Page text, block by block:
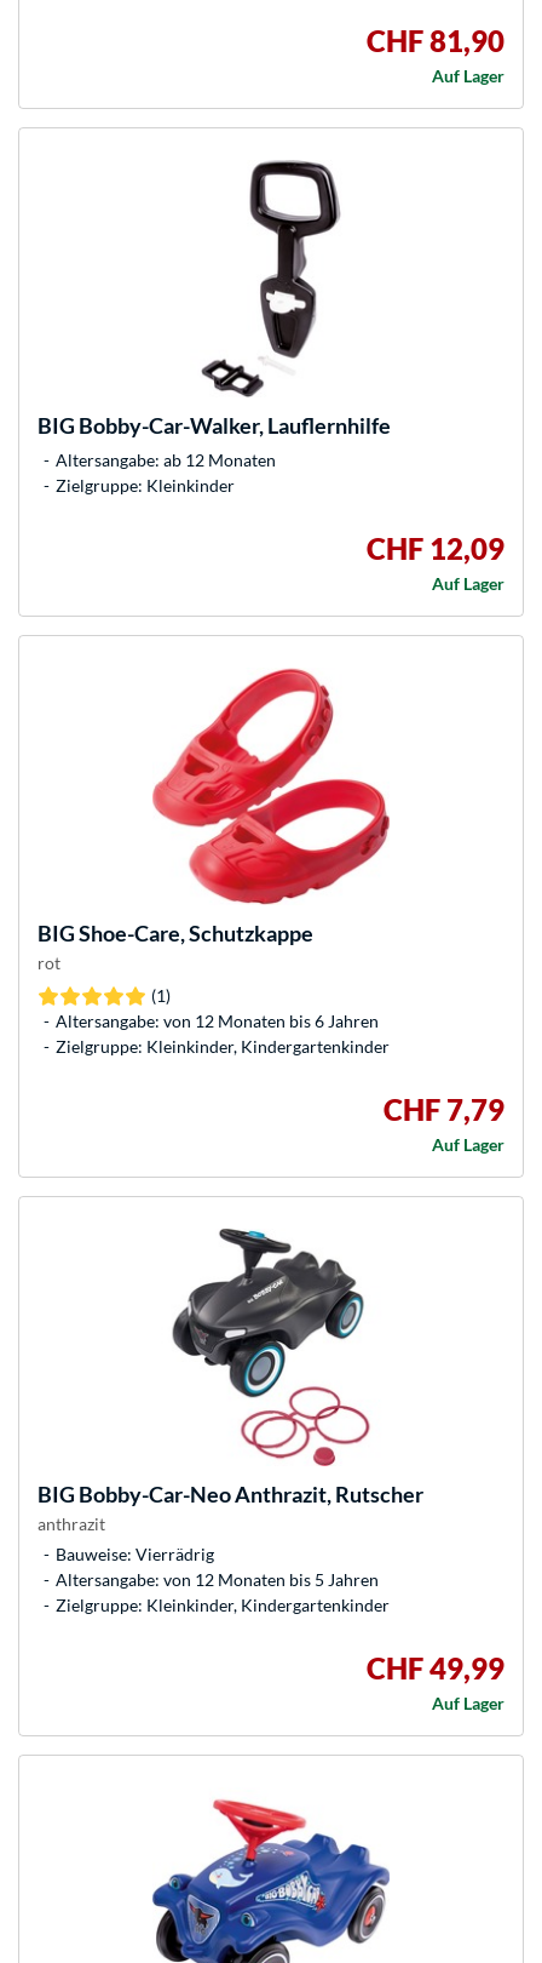
CHF 81,90
Auf Lager
BIG Bobby-Car-Walker, Lauflernhilfe
Altersangabe: ab 12 Monaten
Zielgruppe: Kleinkinder
CHF 12,09
Auf Lager
BIGShoe-Care, Schutzkappe
rot
(1)
Altersangabe: von 12 Monaten bis 6 Jahren
Zielgruppe: Kleinkinder, Kindergartenkinder
CHF 7,79
Auf Lager
BIG Bobby-Car-Neo Anthrazit, Rutscher
anthrazit
Bauweise: Vierrädrig
Altersangabe: von 12 Monaten bis 5 Jahren
Zielgruppe: Kleinkinder, Kindergartenkinder
CHF 49,99
Auf Lager